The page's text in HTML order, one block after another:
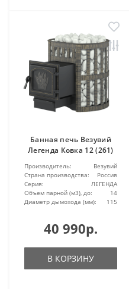
Банная печь Везувий
Легенда Ковка 12 (261)
Производитель:
Везувий
Страна производства:
Россия
Серия:
ЛЕГЕНДА
Объем парной (м3), до:
14
Диаметр дымохода (мм):
115
40 990р.
В КОРЗИНУ